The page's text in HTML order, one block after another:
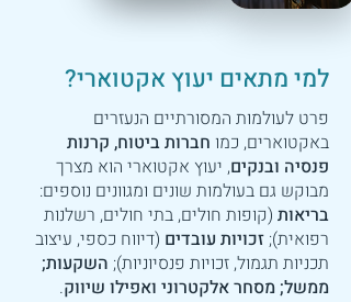
למי מתאים יעוץ אקטוארי?
פרט לעולמות המסורתיים הנעזרים
באקטוארים, כמו חברות ביטוח, קרנות
פנסיה ובנקים, יעוץ אקטוארי הוא מצרך
מבוקש גם בעולמות שונים ומגוונים נוספים:
בריאות (קופות חולים, בתי חולים, רשלנות
רפואית);זכויות עובדים (דיווח כספי, עיצוב
תכניות תגמול, זכויות פנסיוניות); השקעות;
ממשל; מסחר אלקטרוני ואפילו שיווק.